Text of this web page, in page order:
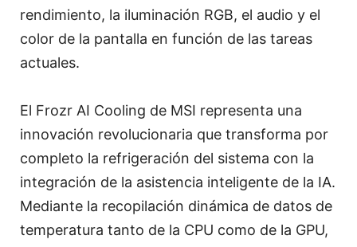
rendimiento, la iluminación RGB, el audio y el
color de la pantalla en función de las tareas
actuales.
El Frozr AI Cooling de MSI representa una
innovación revolucionaria que transforma por
completo la refrigeración del sistema con la
integración de la asistencia inteligente de la IA.
Mediante la recopilación dinámica de datos de
temperatura tanto de la CPU como de la GPU,